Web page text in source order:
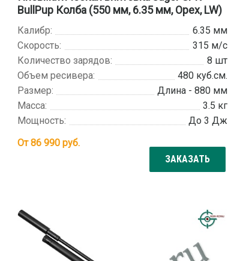
BullPup Колба (550 мм, 6.35 мм, Орех, LW)
Калибр:
6.35 мм
Скорость:
315 м/с
Количество зарядов:
8 шт
Объем ресивера:
480 куб.см.
Размер:
Длина - 880 мм
Масса:
3.5 кг
Мощность:
До 3 Дж
От86 990руб.
ЗАКАЗАТЬ